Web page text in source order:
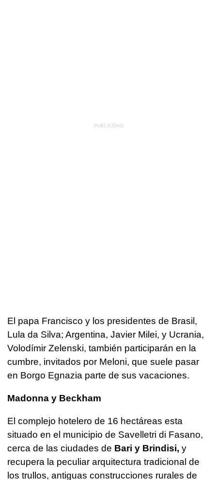
El papa Francisco y los presidentes de Brasil,
Lula da Silva; Argentina, Javier Milei, y Ucrania,
Volodímir Zelenski, también participarán en la
cumbre, invitados por Meloni, que suele pasar
en Borgo Egnazia parte de sus vacaciones.
Madonna y Beckham
El complejo hotelero de 16 hectáreas esta
situado en el municipio de Savelletri di Fasano,
cerca de las ciudades de Bari y Brindisi, y
recupera la peculiar arquitectura tradicional de
los trullos, antiguas construcciones rurales de